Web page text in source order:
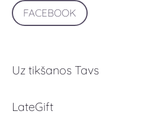
FACEBOOK
Uz tikšanos Tavs
LateGift